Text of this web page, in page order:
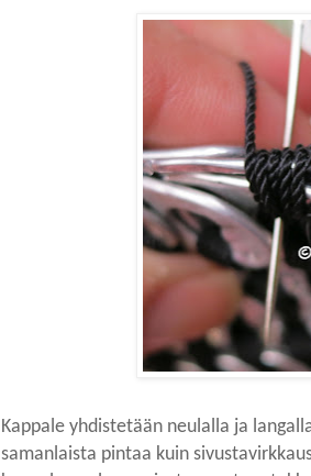
Kappale yhdistetään neulalla ja
samanlaista pintaa kuin